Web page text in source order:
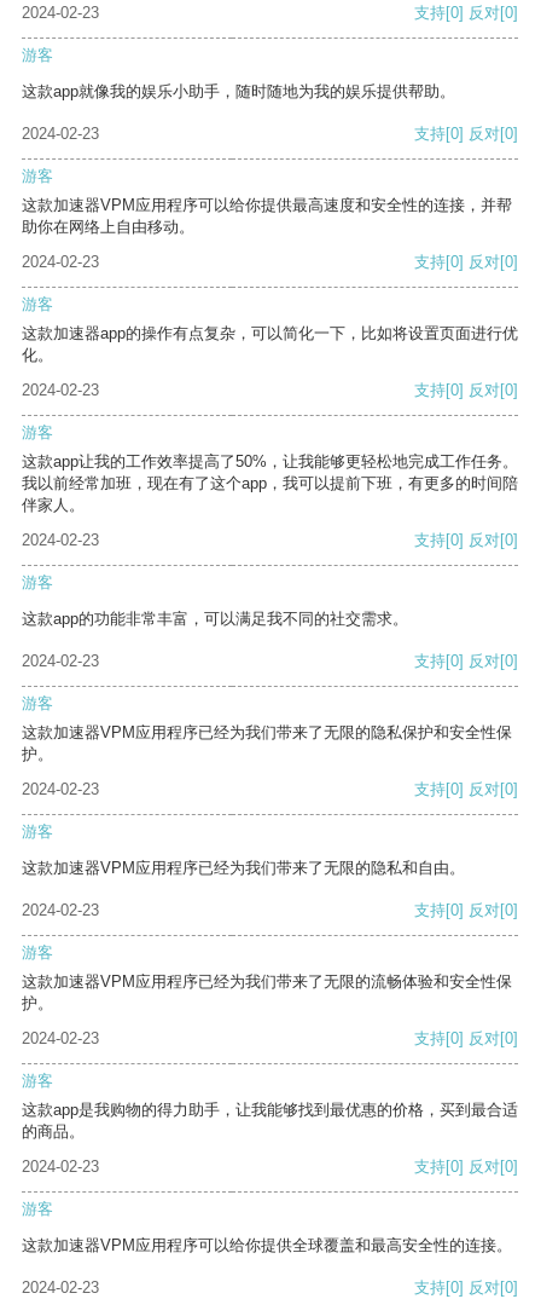
2024-02-23 支持[0] 反对[0]
游客
这款app就像我的娱乐小助手，随时随地为我的娱乐提供帮助。
2024-02-23 支持[0] 反对[0]
游客
这款加速器VPM应用程序可以给你提供最高速度和安全性的连接，并帮
助你在网络上自由移动。
2024-02-23
支持[0] 反对[0]
游客
这款加速器app的操作有点复杂，可以简化一下，比如将设置页面进行优
化。
2024-02-23
支持[0] 反对[0]
游客
这款app让我的工作效率提高了50%，让我能够更轻松地完成工作任务。
我以前经常加班，现在有了这个app，我可以提前下班，有更多的时间陪
伴家人。
2024-02-23
支持[0] 反对[0]
游客
这款app的功能非常丰富，可以满足我不同的社交需求。
2024-02-23 支持[0] 反对[0]
游客
这款加速器VPM应用程序已经为我们带来了无限的隐私保护和安全性保
护。
2024-02-23
支持[0] 反对[0]
游客
这款加速器VPM应用程序已经为我们带来了无限的隐私和自由。
2024-02-23 支持[0] 反对[0]
游客
这款加速器VPM应用程序已经为我们带来了无限的流畅体验和安全性保
护。
2024-02-23
支持[0] 反对[0]
游客
这款app是我购物的得力助手，让我能够找到最优惠的价格，买到最合适
的商品。
2024-02-23
支持[0] 反对[0]
游客
这款加速器VPM应用程序可以给你提供全球覆盖和最高安全性的连接。
2024-02-23 支持[0] 反对[0]